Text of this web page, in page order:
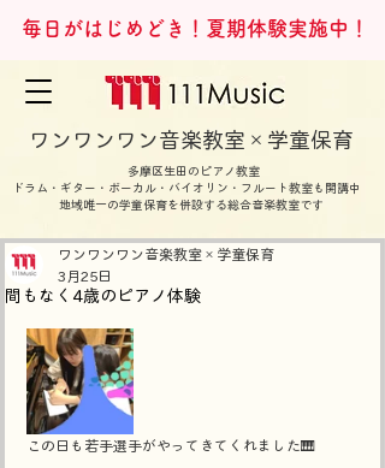
ワンワンワン音楽教室×学童保育
多摩区生田のピアノ教室
ドラム・ギター・ボーカル・バイオリン・フルート教室も開講中
地域唯一の学童保育を併設する総合音楽教室です
毎日がはじめどき！夏期体験実施中！
間もなく4歳のピアノ体験
ワンワンワン音楽教室×学童保育
3月25日
この日も若手選手がやってきてくれました🎹